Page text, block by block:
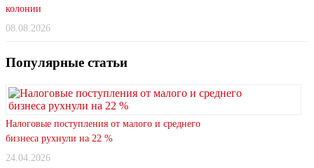
колонии
08.08.2026
Популярные статьи
Налоговые поступления от малого и среднего
бизнеса рухнули на 22 %
24.04.2026